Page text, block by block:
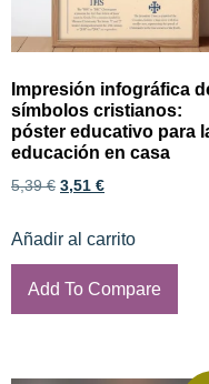
Impresión infográfica
símbolos cristianos:
póster educativo para
educación en casa
5,39€ 3,51 €
Añadir al carrito
Add To Compare